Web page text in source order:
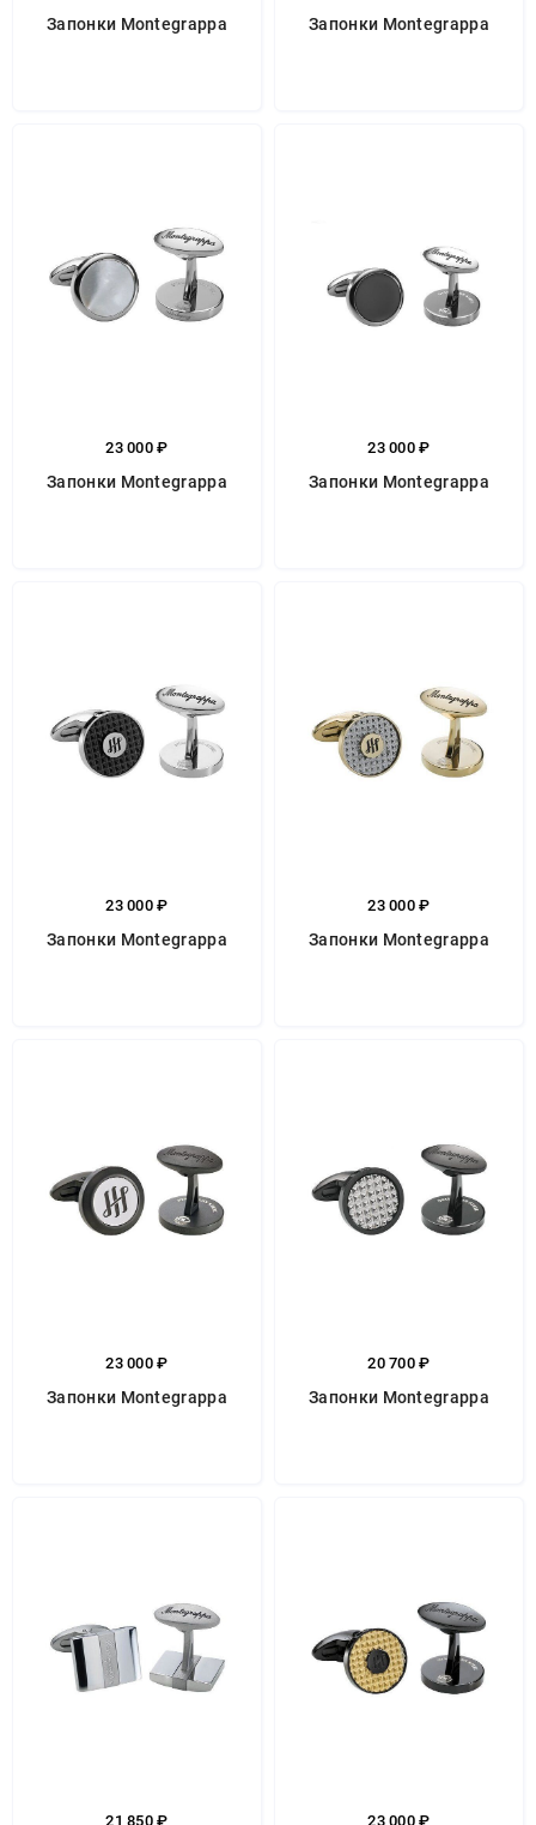
Запонки Montegrappa Запонки Montegrappa
23 000 ₽
Запонки Montegrappa
23 000 ₽
Запонки Montegrappa
23 000 ₽
Запонки Montegrappa
23 000 ₽
Запонки Montegrappa
23 000 ₽
Запонки Montegrappa
20 700 ₽
Запонки Montegrappa
21 850 ₽ 23 000 ₽